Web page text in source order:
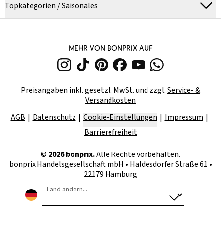
Topkategorien / Saisonales
MEHR VON BONPRIX AUF
Preisangaben inkl. gesetzl. MwSt. und zzgl.Service- &
Versandkosten
AGB
Datenschutz Cookie-Einstellungen
Impressum
Barrierefreiheit
© 2026bonprix.Alle Rechte vorbehalten.
bonprix Handelsgesellschaft mbH • Haldesdorfer Straße 61 •
22179 Hamburg
Land ändern...